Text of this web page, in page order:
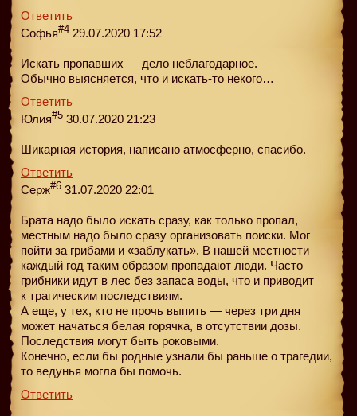
Ответить
Софья#4 29.07.2020 17:52
Искать пропавших — дело неблагодарное.
Обычно выясняется, что и искать-то некого…
Ответить
Юлия#5 30.07.2020 21:23
Шикарная история, написано атмосферно, спасибо.
Ответить
Серж#6 31.07.2020 22:01
Брата надо было искать сразу, как только пропал,
местным надо было сразу организовать поиски. Мог
пойти за грибами и «заблукать». В нашей местности
каждый год таким образом пропадают люди. Часто
грибники идут в лес без запаса воды, что и приводит
к трагическим последствиям.
А еще, у тех, кто не прочь выпить — через три дня
может начаться белая горячка, в отсутствии дозы.
Последствия могут быть роковыми.
Конечно, если бы родные узнали бы раньше о трагедии,
то ведунья могла бы помочь.
Ответить